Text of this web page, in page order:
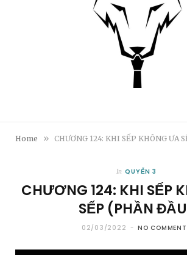
Home » CHƯƠNG 124: KHI SẾP KHÔNG ƯA
In QUYỂN 3
CHƯƠNG 124: KHI SẾP
SẾP (PHẦN
02/03/2022 NO